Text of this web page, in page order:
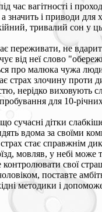
вагітності і
а значить і приводи
тривалий сон
не
від неї слово
про малюка чужа
страх злочину
нерідко виховують
для 10-
сучасні дітки
вдома за своїми
стає справжнім
мовляв, у небі
свої
поставте
методики і